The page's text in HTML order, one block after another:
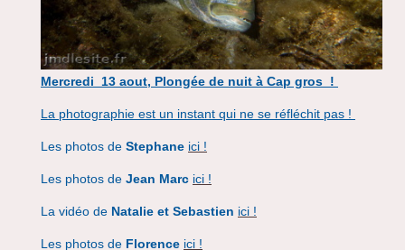
Mercredi 13 aout, Plongée de nuit à Cap gros !
La photographie est un instant qui ne se réfléchit pas !
Les photos de Stephane ici !
Les photos de Jean Marc ici !
La vidéo de Natalie et Sebastien ici !
Les photos de Florence ici !